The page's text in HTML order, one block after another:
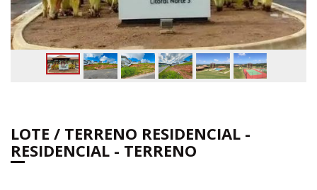
LOTE / TERRENO RESIDENCIAL -
RESIDENCIAL - TERRENO